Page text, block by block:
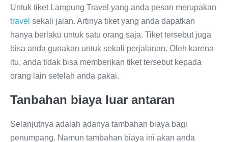
Untuk tiket Lampung Travel yang anda pesan merupakan
travel sekali jalan. Artinya tiket yang anda dapatkan
hanya berlaku untuk satu orang saja. Tiket tersebut juga
bisa anda gunakan untuk sekali perjalanan. Oleh karena
itu, anda tidak bisa memberikan tiket tersebut kepada
orang lain setelah anda pakai.
Tanbahan biaya luar antaran
Selanjutnya adalah adanya tambahan biaya bagi
penumpang. Namun tambahan biaya ini akan anda